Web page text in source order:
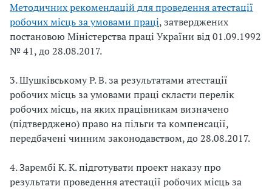
Методичних рекомендацій для проведення атестації
робочих місць за умовами праці, затверджених
постановою Міністерства праці України від 01.09.1992
№ 41, до 28.08.2017.
3. Шушківському Р. В. за результатами атестації
робочих місць за умовами праці скласти перелік
робочих місць, на яких працівникам визначено
(підтверджено) право на пільги та компенсації,
передбачені чинним законодавством, до 28.08.2017.
4. Зарембі К. К. підготувати проект наказу про
результати проведення атестації робочих місць за